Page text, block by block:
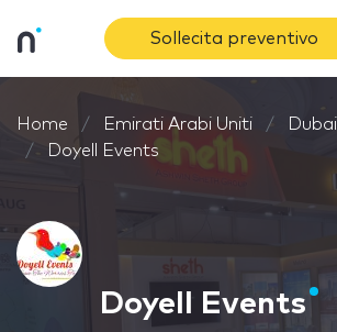
Sollecita preventivo
Home Emirati Arabi Uniti
Dubai
Doyell Events
Doyell Events